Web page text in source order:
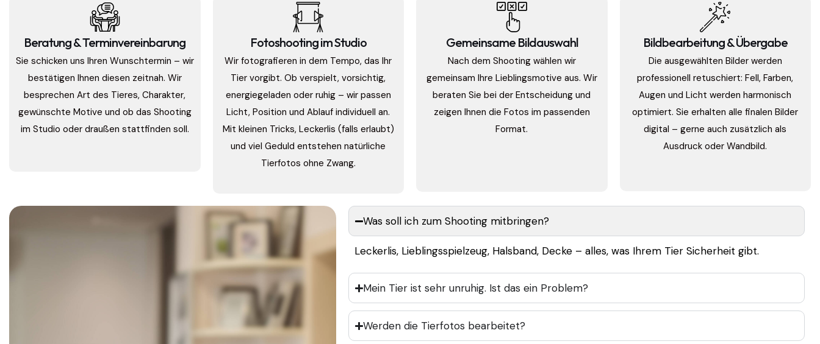
Beratung & Terminvereinbarung
Sie schicken uns Ihren Wunschtermin – wir
bestätigen Ihnen diesen zeitnah. Wir
besprechen Art des Tieres, Charakter,
gewünschte Motive und ob das Shooting
im Studio oder draußen stattfinden soll.
Fotoshooting im Studio
Wir fotografieren in dem Tempo, das Ihr
Tier vorgibt. Ob verspielt, vorsichtig,
energiegeladen oder ruhig – wir passen
Licht, Position und Ablauf individuell an.
Mit kleinen Tricks, Leckerlis (falls erlaubt)
und viel Geduld entstehen natürliche
Tierfotos ohne Zwang.
Gemeinsame Bildauswahl
Nach dem Shooting wählen wir
gemeinsam Ihre Lieblingsmotive aus. Wir
beraten Sie bei der Entscheidung und
zeigen Ihnen die Fotos im passenden
Format.
Bildbearbeitung & Übergabe
Die ausgewählten Bilder werden
professionell retuschiert: Fell, Farben,
Augen und Licht werden harmonisch
optimiert. Sie erhalten alle finalen Bilder
digital – gerne auch zusätzlich als
Ausdruck oder Wandbild.
Was soll ich zum Shooting mitbringen?
Leckerlis, Lieblingsspielzeug, Halsband, Decke – alles, was Ihrem Tier Sicherheit gibt.
Mein Tier ist sehr unruhig. Ist das ein Problem?
Werden die Tierfotos bearbeitet?